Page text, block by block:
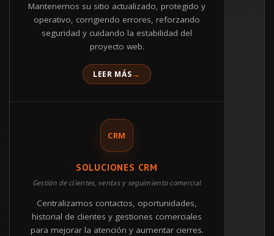
Mantenemos su sitio actualizado, protegido y
operativo, corrigiendo errores, reforzando
seguridad y cuidando la estabilidad del
proyecto web.
LEER MÁS
CRM
SOLUCIONES CRM
Gestión de clientes, ventas y seguimiento comercial
Centralizamos contactos, oportunidades,
historial de clientes y gestiones comerciales
para mejorar la atención y aumentar cierres.